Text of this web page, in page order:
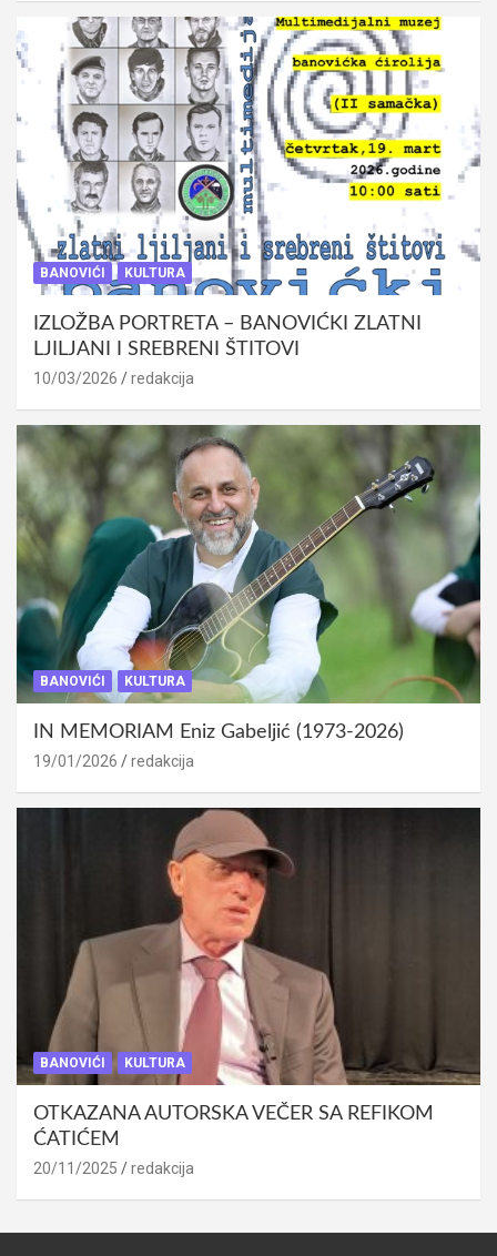
BANOVIĆI KULTURA
IZLOŽBA PORTRETA – BANOVIĆKI ZLATNI
LJILJANI I SREBRENI ŠTITOVI
10/03/2026 redakcija
BANOVIĆI KULTURA
IN MEMORIAM Eniz Gabeljić (1973-2026)
19/01/2026 redakcija
BANOVIĆI KULTURA
OTKAZANA AUTORSKA VEČER SA REFIKOM
ĆATIĆEM
20/11/2025 redakcija